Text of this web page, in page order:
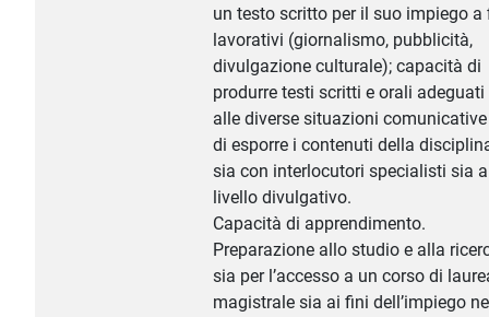
un testo scritto per il suo impiego a
lavorativi (giornalismo, pubblicità,
divulgazione culturale); capacità di
produrre testi scritti e orali adeguati
alle diverse situazioni comunicative
di esporre i contenuti della
sia con interlocutori specialisti sia a
livello divulgativo.
Capacità di apprendimento.
Preparazione allo studio e alla
sia per l’accesso a un corso di
magistrale sia ai fini dell’impiego